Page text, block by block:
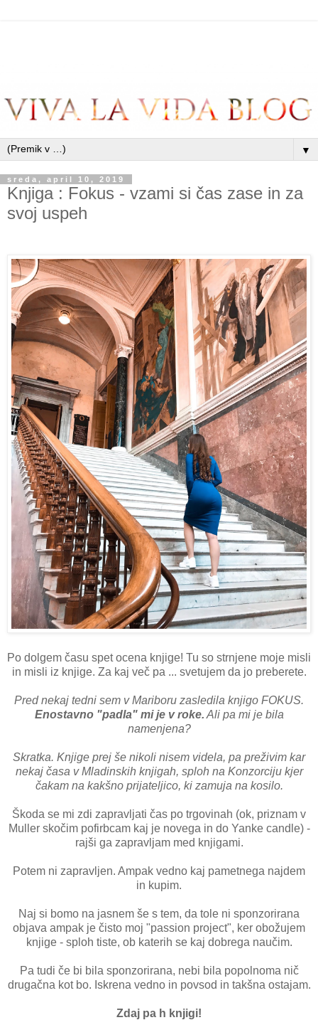
▼
sreda, april 10, 2019
Knjiga : Fokus - vzami si čas zase in za
svoj uspeh
Po dolgem času spet ocena knjige! Tu so strnjene moje misli
in misli iz knjige. Za kaj več pa ... svetujem da jo preberete.
Pred nekaj tedni sem v Mariboru zasledila knjigo FOKUS.
Enostavno "padla" mi je v roke. Ali pa mi je bila
namenjena?
Skratka. Knjige prej še nikoli nisem videla, pa preživim kar
nekaj časa v Mladinskih knjigah, sploh na Konzorciju kjer
čakam na kakšno prijateljico, ki zamuja na kosilo.
Škoda se mi zdi zapravljati čas po trgovinah (ok, priznam v
Muller skočim pofirbcam kaj je novega in do Yanke candle) -
rajši ga zapravljam med knjigami.
Potem ni zapravljen. Ampak vedno kaj pametnega najdem
in kupim.
Naj si bomo na jasnem še s tem, da tole ni sponzorirana
objava ampak je čisto moj "passion project", ker obožujem
knjige - sploh tiste, ob katerih se kaj dobrega naučim.
Pa tudi če bi bila sponzorirana, nebi bila popolnoma nič
drugačna kot bo. Iskrena vedno in povsod in takšna ostajam.
Zdaj pa h knjigi!